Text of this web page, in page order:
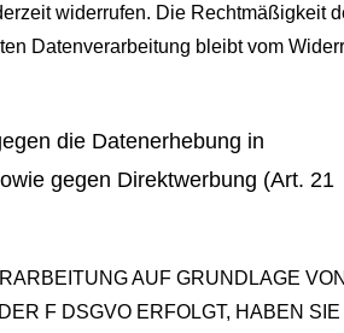
widerrufen. Die Rechtmäßigkeit
Datenverarbeitung bleibt vom
die Datenerhebung in
gegen Direktwerbung (Art. 21
AUF GRUNDLAGE
F DSGVO ERFOLGT, HABEN SIE